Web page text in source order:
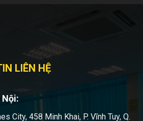
LIÊN HỆ
Nội:
City, 458 Minh Khai, P. Vĩnh Tuy, Q.